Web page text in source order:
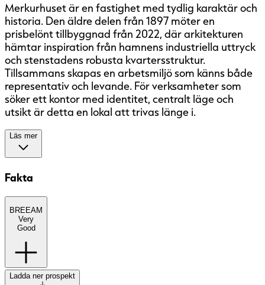
Merkurhuset är en fastighet med tydlig karaktär och
historia. Den äldre delen från 1897 möter en
prisbelönt tillbyggnad från 2022, där arkitekturen
hämtar inspiration från hamnens industriella uttryck
och stenstadens robusta kvartersstruktur.
Tillsammans skapas en arbetsmiljö som känns både
representativ och levande. För verksamheter som
söker ett kontor med identitet, centralt läge och
utsikt är detta en lokal att trivas länge i.
Läs mer
Fakta
BREEAM
Very
Good
byggnaders hållbarhet ur ett
Ladda ner prospekt